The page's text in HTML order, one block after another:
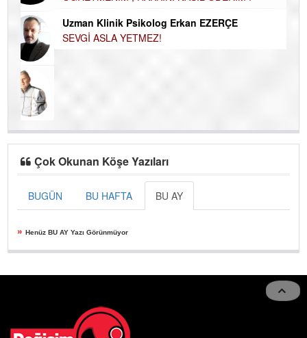
Uzman Klinik Psikolog Erkan EZERÇE
SEVGİ ASLA YETMEZ!
Çok Okunan Köşe Yazıları
BUGÜN BU HAFTA BU AY
» Henüz BU AY Yazı Görünmüyor